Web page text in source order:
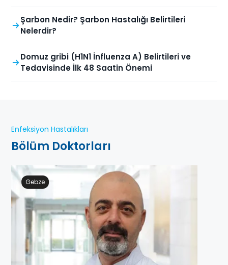
Şarbon Nedir? Şarbon Hastalığı Belirtileri
Nelerdir?
Domuz gribi (H1N1 İnfluenza A) Belirtileri ve
Tedavisinde İlk 48 Saatin Önemi
Enfeksiyon Hastalıkları
Bölüm Doktorları
Gebze